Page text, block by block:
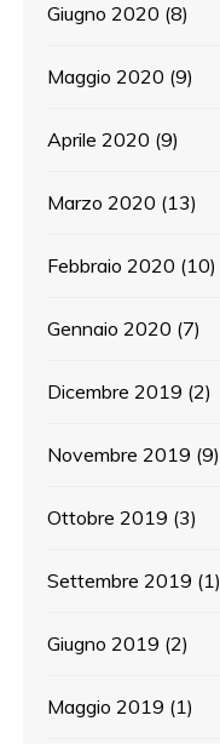
Giugno 2020 (8)
Maggio 2020 (9)
Aprile 2020 (9)
Marzo 2020 (13)
Febbraio 2020 (10)
Gennaio 2020 (7)
Dicembre 2019 (2)
Novembre 2019 (9)
Ottobre 2019 (3)
Settembre 2019 (1)
Giugno 2019 (2)
Maggio 2019 (1)